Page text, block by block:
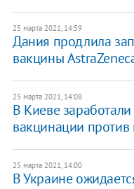
25 марта 2021, 14:59
Дания продлила
вакцины
25 марта 2021, 14:08
В Киеве
вакцинации против
25 марта 2021, 14:00
В Украине